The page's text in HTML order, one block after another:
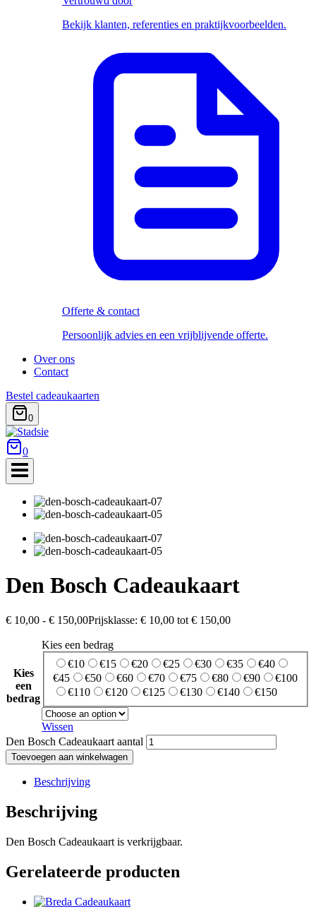
Bekijk klanten, referenties en praktijkvoorbeelden.
Offerte & contact
Persoonlijk advies en een vrijblijvende offerte.
Over ons
Contact
Bestel cadeaukaarten
0
0
Den Bosch Cadeaukaart
€ 10,00 - € 150,00Prijsklasse: € 10,00 tot € 150,00
Kies
een
bedrag
Kies een bedrag
€10
€15 €20 €25 €30 €35
€40
€45
€50 €60 €70 €75 €80 €90
€100
€110
€120 €125 €130 €140 €150
Wissen
Den Bosch Cadeaukaart aantal
Toevoegen aan winkelwagen
Beschrijving
Beschrijving
Den Bosch Cadeaukaart is verkrijgbaar.
Gerelateerde producten